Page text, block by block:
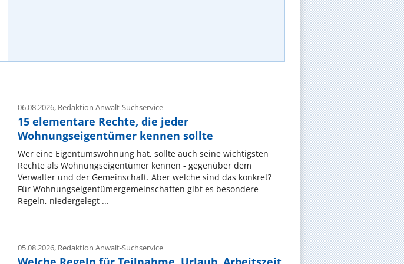
06.08.2026,Redaktion Anwalt-Suchservice
15 elementare Rechte, die jeder
Wohnungseigentümer kennen sollte
Wer eine Eigentumswohnung hat, sollte auch seine wichtigsten
Rechte als Wohnungseigentümer kennen - gegenüber dem
Verwalter und der Gemeinschaft. Aber welche sind das konkret?
Für Wohnungseigentümergemeinschaften gibt es besondere
Regeln, niedergelegt ...
05.08.2026,Redaktion Anwalt-Suchservice